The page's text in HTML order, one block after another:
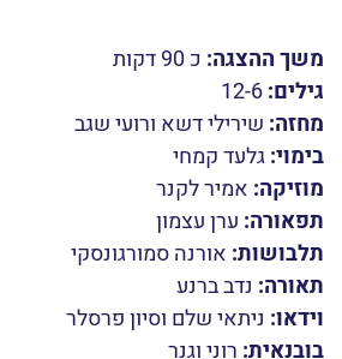
משך ההצגה: כ 90 דקות
גילים:12-6
מחזה: שירילי דשא ורועי שגב
בימוי:גלעד קמחי
מוזיקה: אמיר לקנר
תפאורה: ערן עצמון
תלבושות: אורנה סמורגונסקי
תאורה: נדב ברנע
וידאו: ניתאי שלם וסיון פרסלר
בובנאית: רוני וגנר